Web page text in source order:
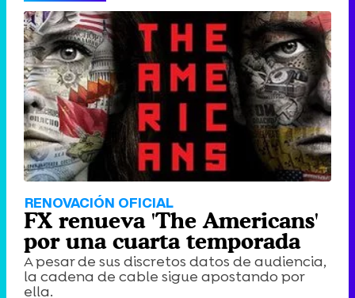
RENOVACIÓN OFICIAL
FX renueva 'The Americans'
por una cuarta temporada
A pesar de sus discretos datos de audiencia,
la cadena de cable sigue apostando por
ella.